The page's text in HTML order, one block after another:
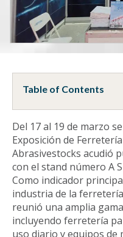
Table of Contents
Del 17 al 19 de marzo
Exposición de
Abrasivestocks acudió
con el stand número A
Como indicador
industria de la
reunió una amplia
incluyendo ferretería
uso diario y equipos de